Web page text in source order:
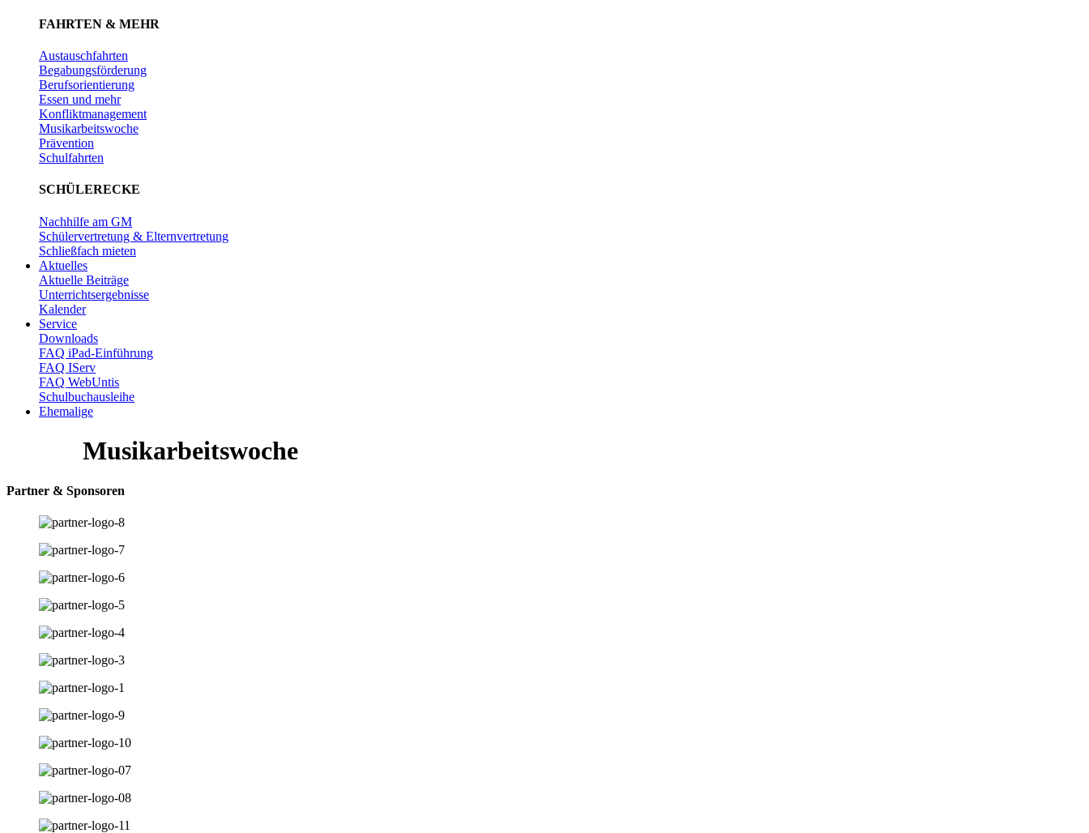
FAHRTEN & MEHR
Austauschfahrten
Begabungsförderung
Berufsorientierung
Essen und mehr
Konfliktmanagement
Musikarbeitswoche
Prävention
Schulfahrten
SCHÜLERECKE
Nachhilfe am GM
Schülervertretung & Elternvertretung
Schließfach mieten
Aktuelles
Aktuelle Beiträge
Unterrichtsergebnisse
Kalender
Service
Downloads
FAQ iPad-Einführung
FAQ IServ
FAQ WebUntis
Schulbuchausleihe
Ehemalige
Musikarbeitswoche
Partner & Sponsoren